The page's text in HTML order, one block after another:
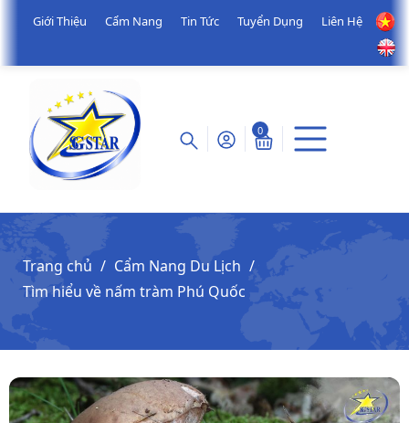
Giới Thiệu Cẩm Nang Tin Tức Tuyển Dụng Liên Hệ
0
Trang chủ
Cẩm Nang Du Lịch
Tìm hiểu về nấm tràm Phú Quốc